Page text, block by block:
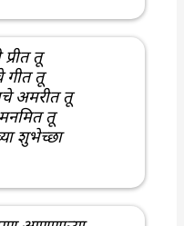
प्रीत तू
गीत तू
अमरीत तू
मनमित तू
शुभेच्छा